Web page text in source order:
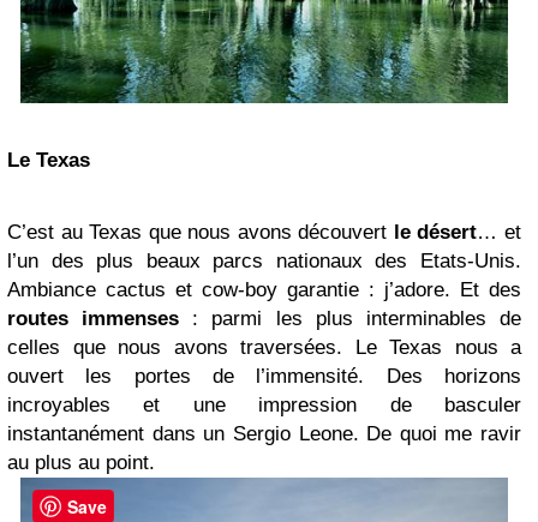
Le Texas
C’est au Texas que nous avons découvert le désert… et
l’un des plus beaux parcs nationaux des Etats-Unis.
Ambiance cactus et cow-boy garantie : j’adore. Et des
routes immenses : parmi les plus interminables de
celles que nous avons traversées. Le Texas nous a
ouvert les portes de l’immensité. Des horizons
incroyables et une impression de basculer
instantanément dans un Sergio Leone. De quoi me ravir
au plus au point.
Save